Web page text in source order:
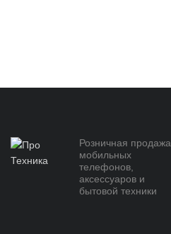
Розничная продажа
мобильных
телефонов,
аксессуаров и
бытовой техники